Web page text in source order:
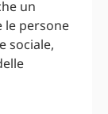
un
le persone
sociale,